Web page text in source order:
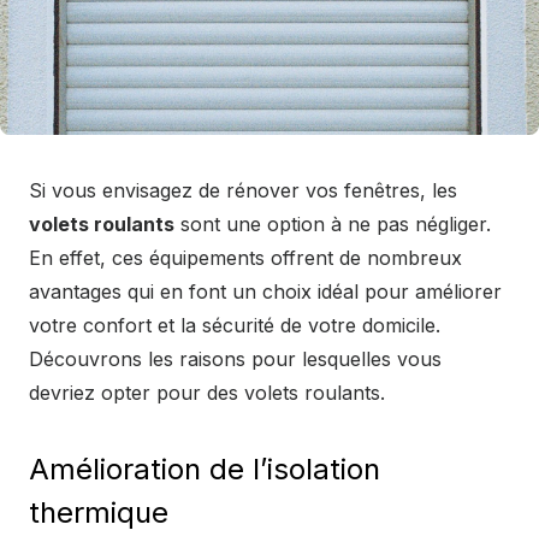
Si vous envisagez de rénover vos fenêtres, les
volets roulants sont une option à ne pas négliger.
En effet, ces équipements offrent de nombreux
avantages qui en font un choix idéal pour améliorer
votre confort et la sécurité de votre domicile.
Découvrons les raisons pour lesquelles vous
devriez opter pour des volets roulants.
Amélioration de l’isolation
thermique